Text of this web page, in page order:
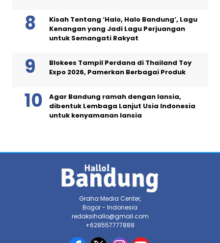
Kisah Tentang ‘Halo, Halo Bandung’, Lagu
Kenangan yang Jadi Lagu Perjuangan
untuk Semangati Rakyat
Blokees Tampil Perdana di Thailand Toy
Expo 2026, Pamerkan Berbagai Produk
Agar Bandung ramah dengan lansia,
dibentuk Lembaga Lanjut Usia Indonesia
untuk kenyamanan lansia
Graha Media Center,
Bogor - Indonesia
redaksihallo@gmail.com
+628557777888